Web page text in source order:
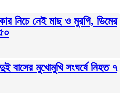
নিচে নেই মাছ ও মুরগি, ডিমের
বাসের মুখোমুখি সংঘর্ষে নিহত ৭